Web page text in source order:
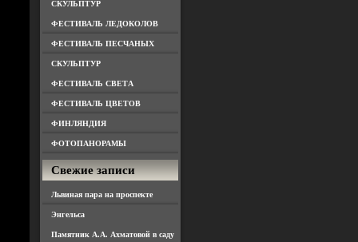
СКУЛЬПТУР
ФЕСТИВАЛЬ ЛЕДОКОЛОВ
ФЕСТИВАЛЬ ПЕСЧАНЫХ
СКУЛЬПТУР
ФЕСТИВАЛЬ СВЕТА
ФЕСТИВАЛЬ ЦВЕТОВ
ФИНЛЯНДИЯ
ФОТОПАНОРАМЫ
Свежие записи
Львиная пара на проспекте
Энгельса
Памятник А.А. Ахматовой в саду